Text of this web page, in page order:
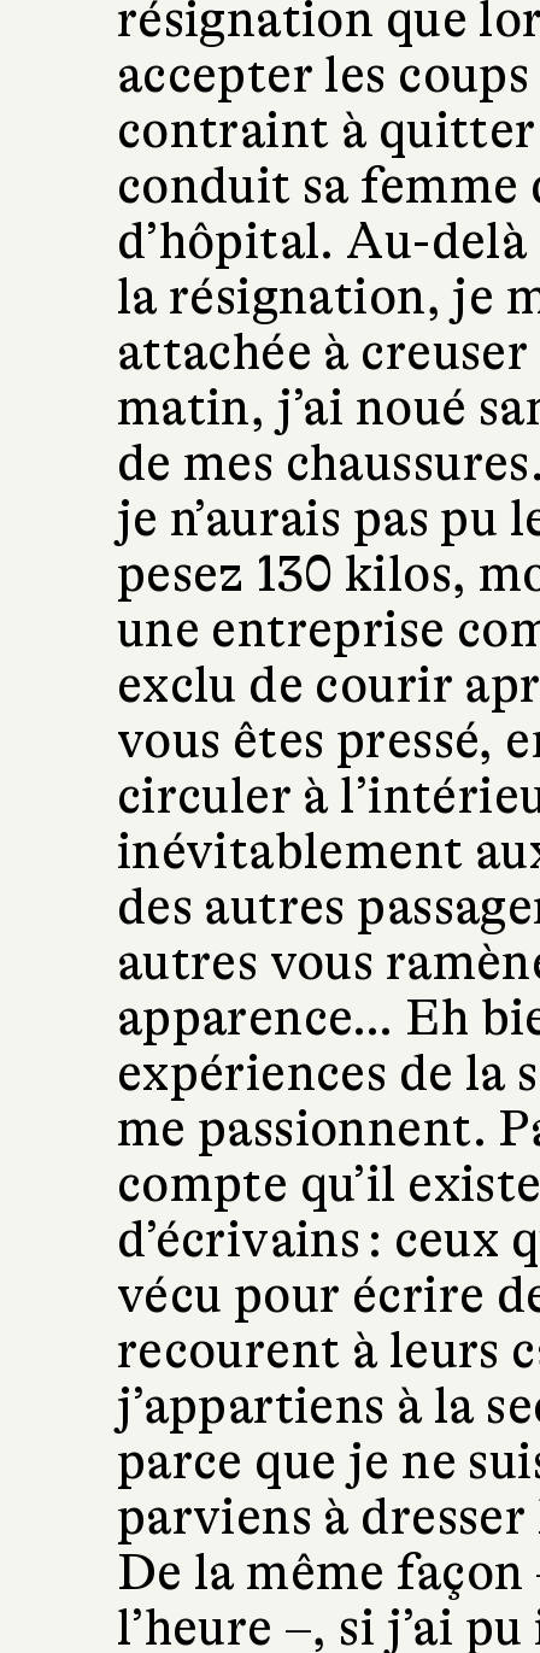
résignation que
accepter les
contraint à quitter
conduit sa femme
d’hôpital. Au-
la résignation, je
attachée à
matin, j’ai noué
de mes
je n’aurais pas pu
pesez 130 kilos,
une entreprise
exclu de courir
vous êtes pressé,
circuler à
inévitablement
des autres
autres vous
apparence… Eh
expériences de la
me passionnent.
compte qu’il
d’écrivains : ceux
vécu pour écrire
recourent à leurs
j’appartiens à la
parce que je ne
parviens à
De la même façon
l’heure –, si j’ai